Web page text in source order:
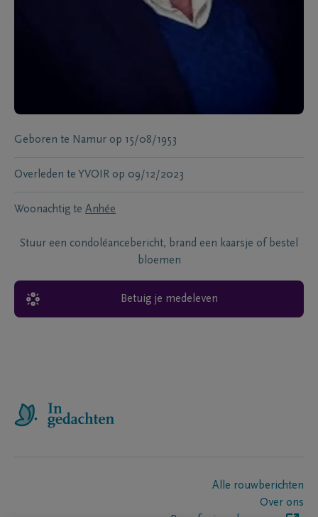
Geboren te Namur op 15/08/1953
Overleden te YVOIR op 09/12/2023
Woonachtig te Anhée
Stuur een condoléancebericht, brand een kaarsje of bestel
bloemen
Betuig je medeleven
Alle rouwberichten
Over ons